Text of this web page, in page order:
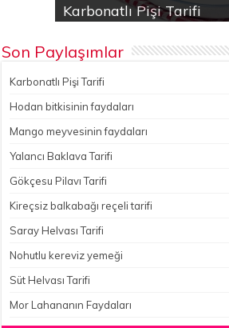
Karbonatlı Pişi Tarifi
Hodan bitkisinin faydaları
Yalancı Baklava Tarifi
Gökçesu Pilavı Tarifi
Nohutlu kereviz yemeği
Son Paylaşımlar
Karbonatlı Pişi Tarifi
Hodan bitkisinin faydaları
Mango meyvesinin faydaları
Yalancı Baklava Tarifi
Gökçesu Pilavı Tarifi
Kireçsiz balkabağı reçeli tarifi
Saray Helvası Tarifi
Nohutlu kereviz yemeği
Süt Helvası Tarifi
Mor Lahananın Faydaları